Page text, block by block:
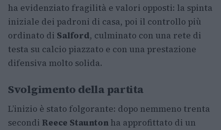
ha evidenziato fragilità e valori opposti: la spinta
iniziale dei padroni di casa, poi il controllo più
ordinato di Salford, culminato con una rete di
testa su calcio piazzato e con una prestazione
difensiva molto solida.
Svolgimento della partita
L’inizio è stato folgorante: dopo nemmeno trenta
secondi Reece Staunton ha approfittato di un